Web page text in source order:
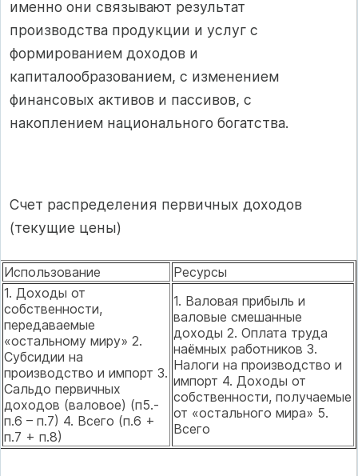
именно они связывают результат
производства продукции и услуг с
формированием доходов и
капиталообразованием, с изменением
финансовых активов и пассивов, с
накоплением национального богатства.
Счет распределения первичных доходов
(текущие цены)
Использование
Ресурсы
1. Доходы от
собственности,
передаваемые
«остальному миру» 2.
Субсидии на
производство и импорт 3.
Сальдо первичных
доходов (валовое) (п5.-
п.6 – п.7) 4. Всего (п.6 +
п.7 + п.8)
1. Валовая прибыль и
валовые смешанные
доходы 2. Оплата труда
наёмных работников 3.
Налоги на производство и
импорт 4. Доходы от
собственности, получаемые
от «остального мира» 5.
Всего